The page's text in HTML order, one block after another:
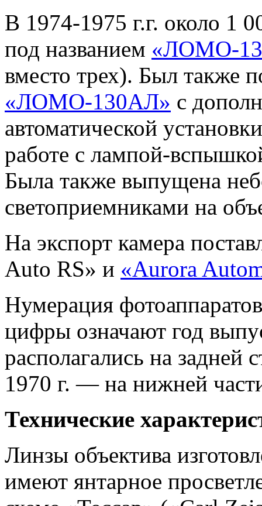
В 1974-1975 г.г. около 1
под названием «ЛОМО-
вместо трех). Был также
«ЛОМО-130АЛ» с
автоматической
работе с лампой-
Была также выпущена
светоприемниками на
На экспорт камера
Auto RS» и «Aurora
Нумерация
цифры означают год
располагались на задней
1970 г. — на нижней
Технические
Линзы объектива
имеют янтарное